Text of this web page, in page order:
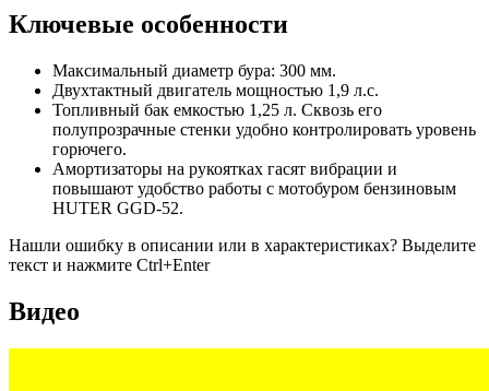
Ключевые особенности
Максимальный диаметр бура: 300 мм.
Двухтактный двигатель мощностью 1,9 л.с.
Топливный бак емкостью 1,25 л. Сквозь его
полупрозрачные стенки удобно контролировать уровень
горючего.
Амортизаторы на рукоятках гасят вибрации и
повышают удобство работы с мотобуром бензиновым
HUTER GGD-52.
Нашли ошибку в описании или в характеристиках? Выделите
текст и нажмите Ctrl+Enter
Видео